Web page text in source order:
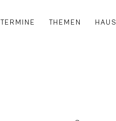
TERMINE THEMEN HAUS